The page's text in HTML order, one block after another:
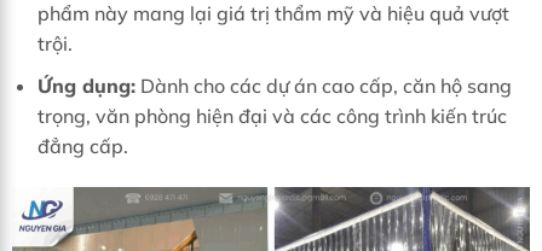
phẩm này mang lại giá trị thẩm mỹ và hiệu quả vượt
trội.
Ứng dụng:Dành cho các dự án cao cấp, căn hộ sang
trọng, văn phòng hiện đại và các công trình kiến trúc
đẳng cấp.